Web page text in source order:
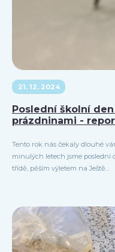
21. 12. 2024
Poslední školní
prázdninami -
Tento rok nás čekaly dlouhé
minulých letech jsme poslední
třídě, pěším výletem na Ještě...